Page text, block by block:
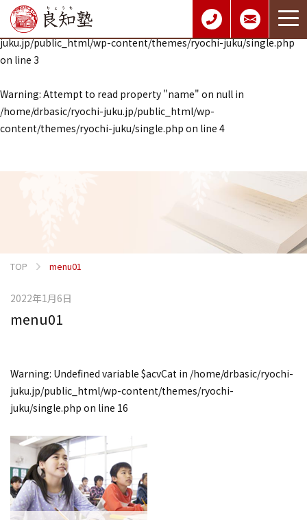
Warning : Undefined array key 0 in
/home/drbasic/ryochi-
juku.jp/public_html/wp-content/themes/ryochi-juku/single.php
on line 3
Warning: Attempt to read property "name" on null in
/home/drbasic/ryochi-juku.jp/public_html/wp-
content/themes/ryochi-juku/single.php on line 4
TOP menu01
2022年1月6日
menu01
Warning: Undefined variable $acvCat in /home/drbasic/ryochi-
juku.jp/public_html/wp-content/themes/ryochi-
juku/single.php on line 16